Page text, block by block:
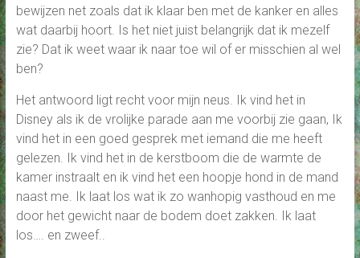
bewijzen net zoals dat ik klaar ben met de kanker en alles
wat daarbij hoort. Is het niet juist belangrijk dat ik mezelf
zie? Dat ik weet waar ik naar toe wil of er misschien al wel
ben?
Het antwoord ligt recht voor mijn neus. Ik vind het in
Disney als ik de vrolijke parade aan me voorbij zie gaan, Ik
vind het in een goed gesprek met iemand die me heeft
gelezen. Ik vind het in de kerstboom die de warmte de
kamer instraalt en ik vind het een hoopje hond in de mand
naast me. Ik laat los wat ik zo wanhopig vasthoud en me
door het gewicht naar de bodem doet zakken. Ik laat
los…. en zweef..